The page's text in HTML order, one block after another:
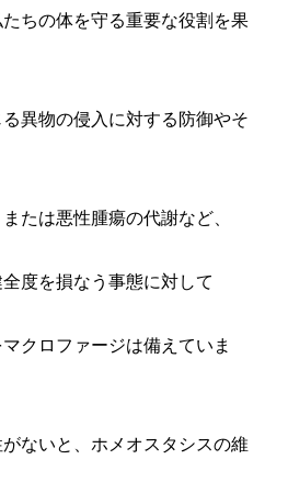
ちの体を守る重要な役割を果
異物の侵入に対する防御やそ
たは悪性腫瘍の代謝など、
度を損なう事態に対して
クロファージは備えていま
ないと、ホメオスタシスの維